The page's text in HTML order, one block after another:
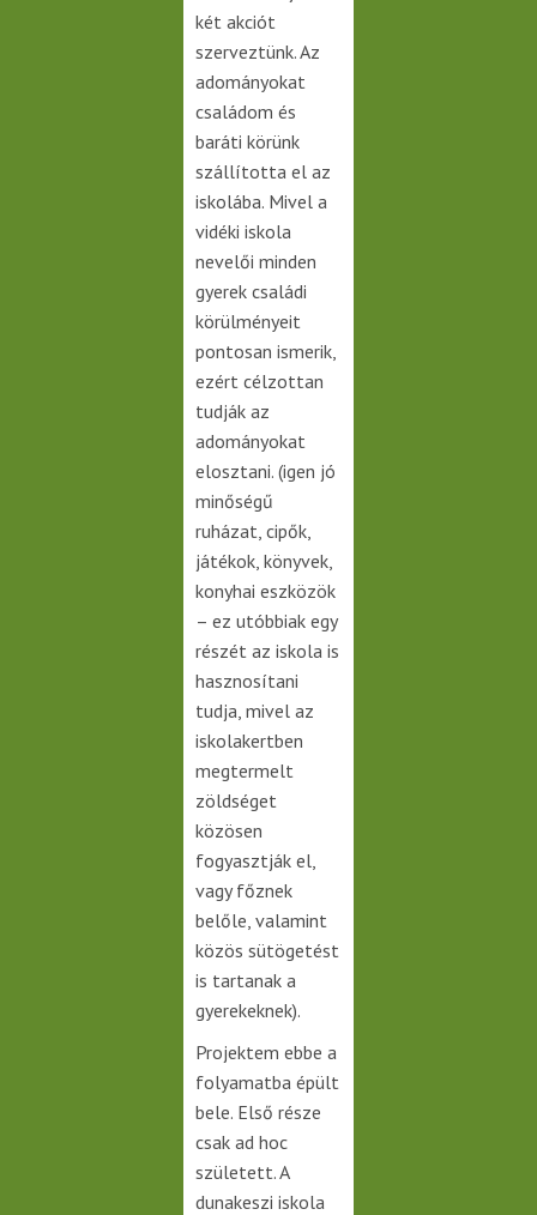
két akciót
szerveztünk. Az
adományokat
családom és
baráti körünk
szállította el az
iskolába. Mivel a
vidéki iskola
nevelői minden
gyerek családi
körülményeit
pontosan ismerik,
ezért célzottan
tudják az
adományokat
elosztani. (igen jó
minőségű
ruházat, cipők,
játékok, könyvek,
konyhai eszközök
– ez utóbbiak egy
részét az iskola is
hasznosítani
tudja, mivel az
iskolakertben
megtermelt
zöldséget
közösen
fogyasztják el,
vagy főznek
belőle, valamint
közös sütögetést
is tartanak a
gyerekeknek).
Projektem ebbe a
folyamatba épült
bele. Első része
csak ad hoc
született. A
dunakeszi iskola